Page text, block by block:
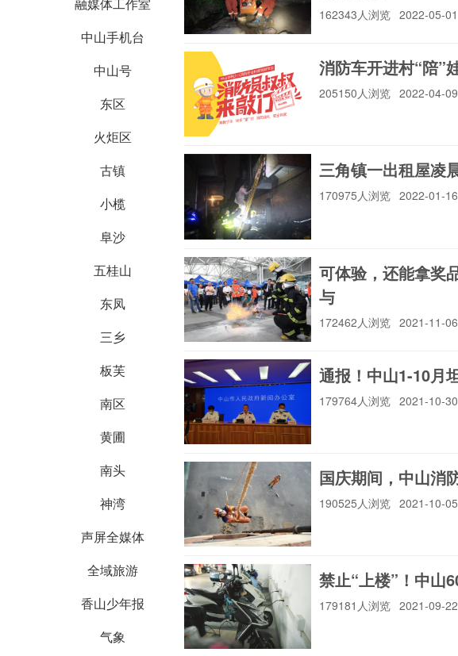
中山手机台
中山号
东区
火炬区
古镇
小榄
阜沙
五桂山
东凤
三乡
板芙
南区
黄圃
南头
神湾
声屏全媒体
全域旅游
香山少年报
气象
162343人浏览 2022-05-01
消防车开进村“陪”
205150人浏览 2022-04-09
三角镇一出租屋凌
170975人浏览 2022-01-16
可体验，还能拿奖
与
172462人浏览 2021-11-06
通报！中山1-10月
179764人浏览 2021-10-30
国庆期间，中山消
190525人浏览 2021-10-05
禁止“上楼”！中山
179181人浏览 2021-09-22